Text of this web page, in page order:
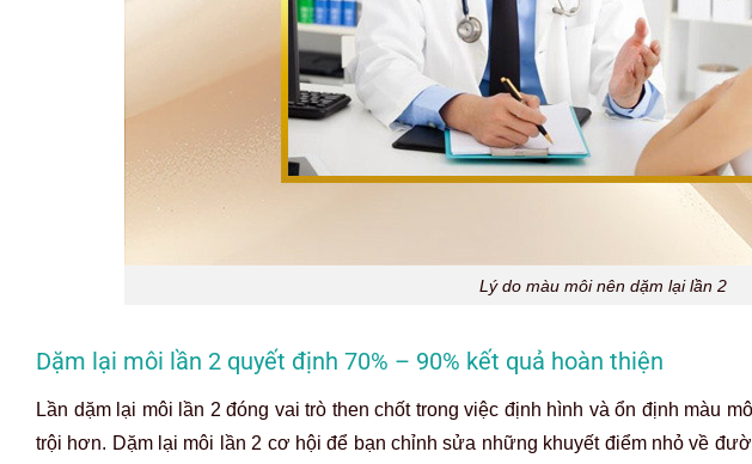
Lý do màu môi nên dặm lại lần 2
Dặm lại môi lần 2 quyết định 70% – 90% kết quả hoàn thiện
Lần dặm lại môi lần 2 đóng vai trò then chốt trong việc định hình và ổn định màu
trội hơn. Dặm lại môi lần 2 cơ hội để bạn chỉnh sửa những khuyết điểm nhỏ về